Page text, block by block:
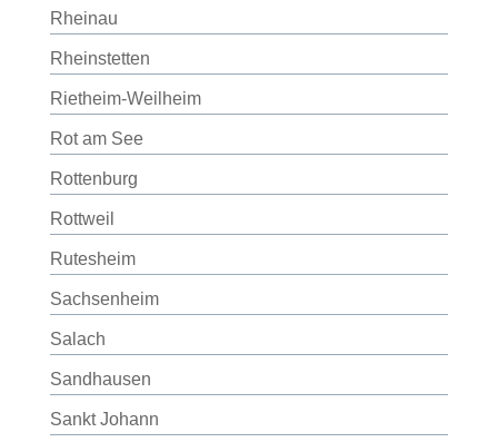
Rheinau
Rheinstetten
Rietheim-Weilheim
Rot am See
Rottenburg
Rottweil
Rutesheim
Sachsenheim
Salach
Sandhausen
Sankt Johann